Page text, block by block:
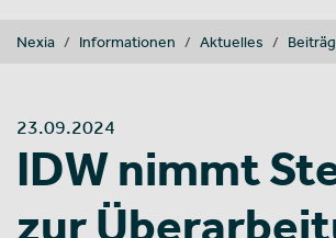
You are here:
Nexia Informationen Aktuelles
23.09.2024
IDW nimmt
zur